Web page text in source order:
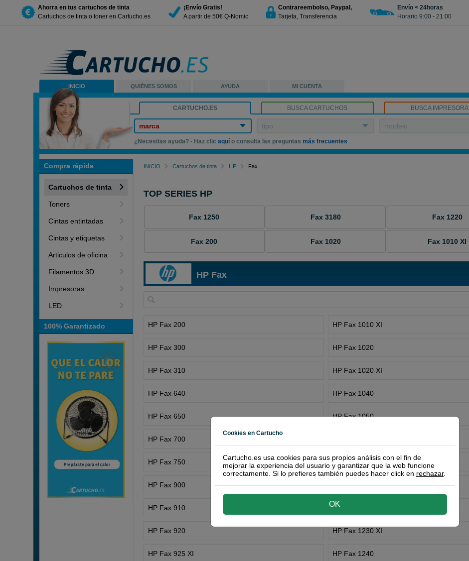
Ahorra en tus cartuchos de tinta
Cartuchos de tinta o toner en Cartucho.es
¡Envío Gratis!
A partir de 50€ Q-Nomic
Contrareembolso, Paypal,
Tarjeta, Transferencia
Envío < 24horas
Horario 9:00 - 21:00
INICIO QUIÉNES SOMOS AYUDA MI CUENTA
CARTUCHO.ES BUSCA CARTUCHOS BUSCA IMPRESORA
marca tipo modelo
¿Necesitas ayuda? - Haz clicaquí o consulta las preguntas más frecuentes
Compra rápida
Cartuchos de tinta
Toners
Cintas entintadas
Cintas y etiquetas
Articulos de oficina
Filamentos 3D
Impresoras
LED
100% Garantizado
INICIO Cartuchos de tinta HP Fax
TOP SERIES HP
Fax 1250 Fax 3180 Fax 1220
Fax 200 Fax 1020 Fax 1010 XI
HP Fax
HP Fax 200
HP Fax 300
HP Fax 310
HP Fax 640
HP Fax 650
HP Fax 700
HP Fax 750
HP Fax 900
HP Fax 910
HP Fax 920
HP Fax 925 XI
HP Fax 1010 XI
HP Fax 1020
HP Fax 1020 XI
HP Fax 1040
HP Fax 1050
HP Fax 1220
HP Fax 1220 XI
HP Fax 1230
HP Fax 1230 XI
HP Fax 1240
Cookies en Cartucho
Cartucho.es usa cookies para sus propios análisis con el fin de
mejorar la experiencia del usuario y garantizar que la web funcione
correctamente. Si lo prefieres también puedes hacer click en rechazar.
OK